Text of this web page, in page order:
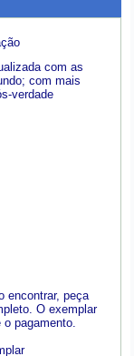
com as
com mais
verdade
encontrar, peça
O exemplar
pagamento.